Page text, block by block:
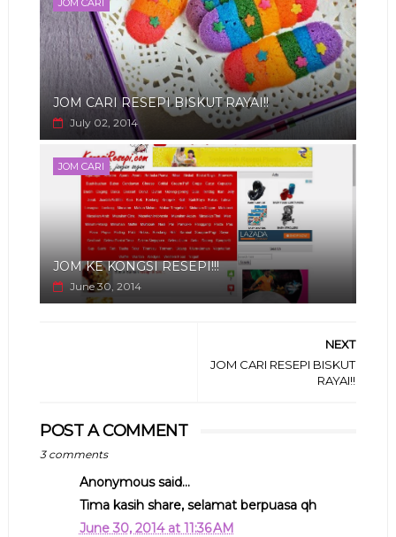
JOM CARI
JOM CARI RESEPI BISKUT RAYAI!!
July 02, 2014
JOM CARI
JOM KE KONGSI RESEPI!!!
June 30, 2014
NEXT
JOM CARI RESEPI BISKUT
RAYAI!!
POST A COMMENT
3 comments
Anonymous said...
Tima kasih share, selamat berpuasa qh
June 30, 2014 at 11:36 AM